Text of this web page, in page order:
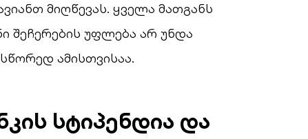
მიღწევას. ყველა მათგანს
შეჩერების უფლება არ უნდა
ამისთვისაა.
სტიპენდია და